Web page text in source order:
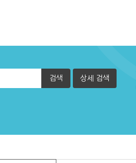
검색 상세 검색